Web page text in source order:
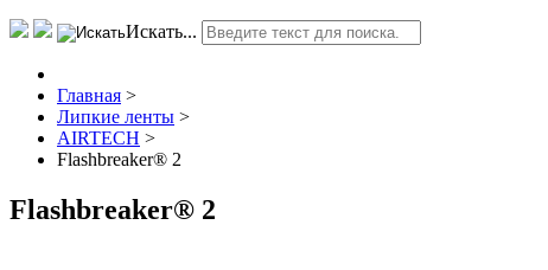
Искать...
Главная >
Липкие ленты >
AIRTECH >
Flashbreaker® 2
Flashbreaker® 2